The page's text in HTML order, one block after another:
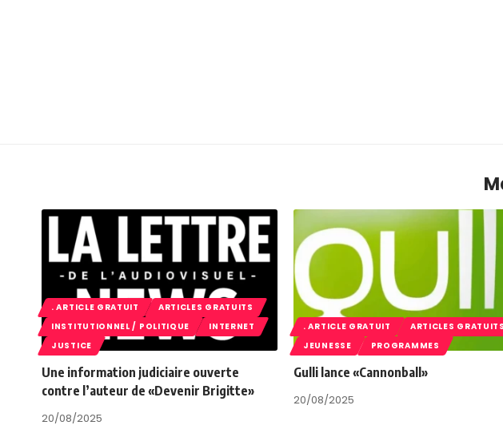
. ARTICLE GRATUIT
ARTICLES GRATUITS
INSTITUTIONNEL / POLITIQUE
INTERNET
JUSTICE
Une information judiciaire ouverte
contre l’auteur de «Devenir Brigitte»
20/08/2025
. ARTICLE GRATUIT
ARTICLES GRATUITS
JEUNESSE
PROGRAMMES
Gulli lance «Cannonball»
20/08/2025